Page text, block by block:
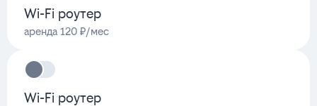
Wi-Fi роутер
аренда 120 ₽/мес
Wi-Fi роутер